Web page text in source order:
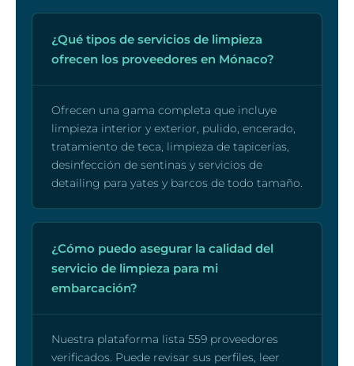
¿Qué tipos de servicios de limpieza
ofrecen los proveedores en Mónaco?
Ofrecen una gama completa que incluye
limpieza interior y exterior, pulido, encerado,
tratamiento de teca, limpieza de tapicerías,
desinfección de sentinas y servicios de
detailing para yates y barcos de todo tamaño.
¿Cómo puedo asegurar la calidad del
servicio de limpieza para mi
embarcación?
Nuestra plataforma lista 559 proveedores
verificados. Puede revisar sus perfiles, leer